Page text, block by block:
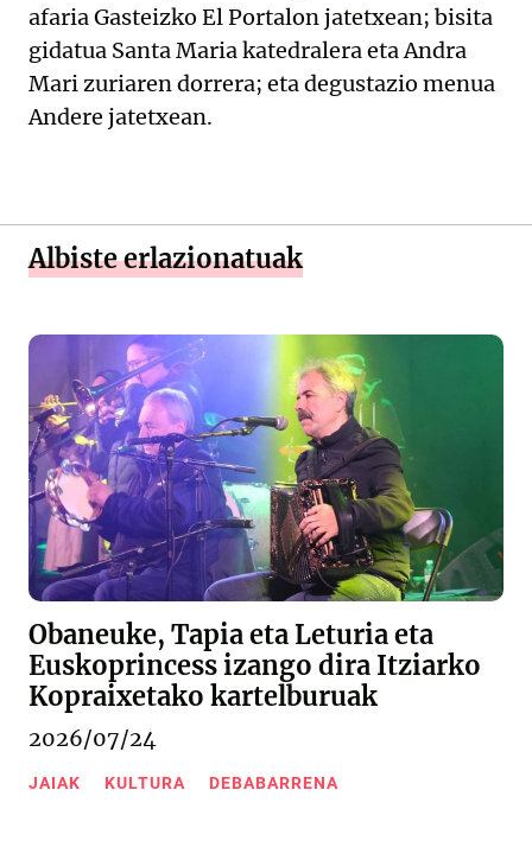
afaria Gasteizko El Portalon jatetxean; bisita
gidatua Santa Maria katedralera eta Andra
Mari zuriaren dorrera; eta degustazio menua
Andere jatetxean.
Albiste erlazionatuak
Obaneuke, Tapia eta Leturia eta
Euskoprincess izango dira Itziarko
Kopraixetako kartelburuak
2026/07/24
JAIAK KULTURA DEBABARRENA